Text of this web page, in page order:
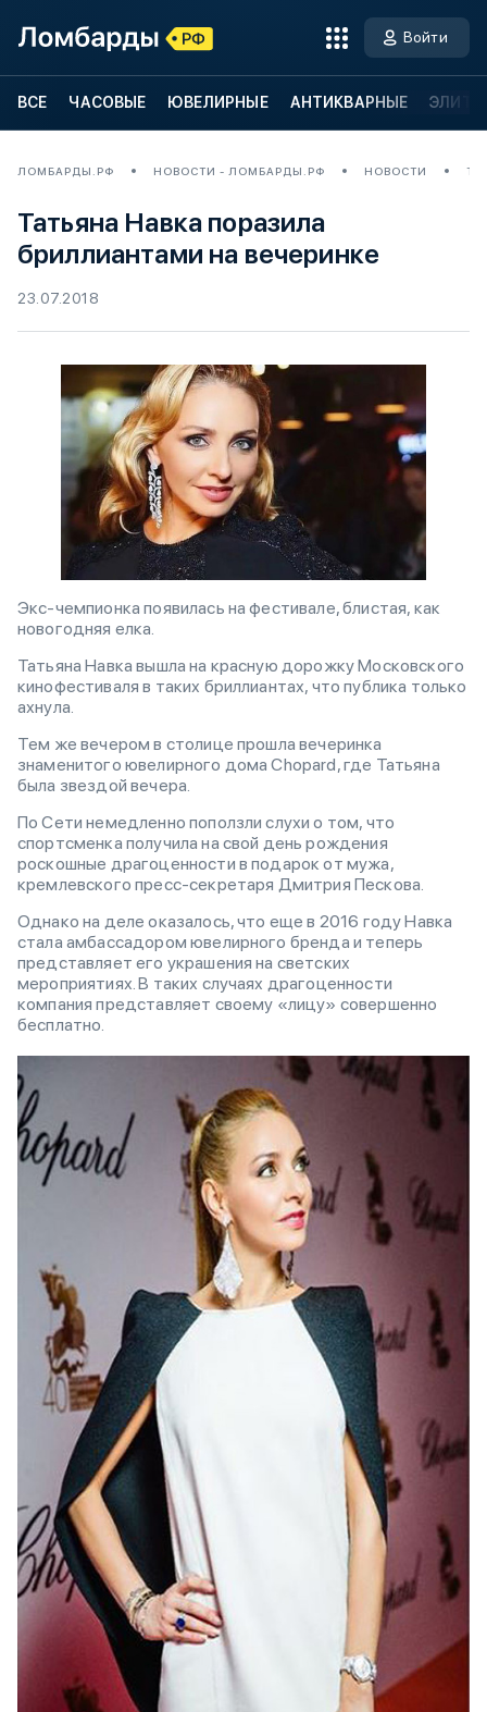
Войти
ВСЕ ЧАСОВЫЕ ЮВЕЛИРНЫЕ АНТИКВАРНЫЕ
ЛОМБАРДЫ.РФ НОВОСТИ - ЛОМБАРДЫ.РФ НОВОСТИ
Татьяна Навка поразила
бриллиантами на вечеринке
23.07.2018
Экс-чемпионка появилась на фестивале, блистая, как
новогодняя елка.
Татьяна Навка вышла на красную дорожку Московского
кинофестиваля в таких бриллиантах, что публика только
ахнула.
Тем же вечером в столице прошла вечеринка
знаменитого ювелирного дома Chopard, где Татьяна
была звездой вечера.
По Сети немедленно поползли слухи о том, что
спортсменка получила на свой день рождения
роскошные драгоценности в подарок от мужа,
кремлевского пресс-секретаря Дмитрия Пескова.
Однако на деле оказалось, что еще в 2016 году Навка
стала амбассадором ювелирного бренда и теперь
представляет его украшения на светских
мероприятиях. В таких случаях драгоценности
компания представляет своему «лицу» совершенно
бесплатно.